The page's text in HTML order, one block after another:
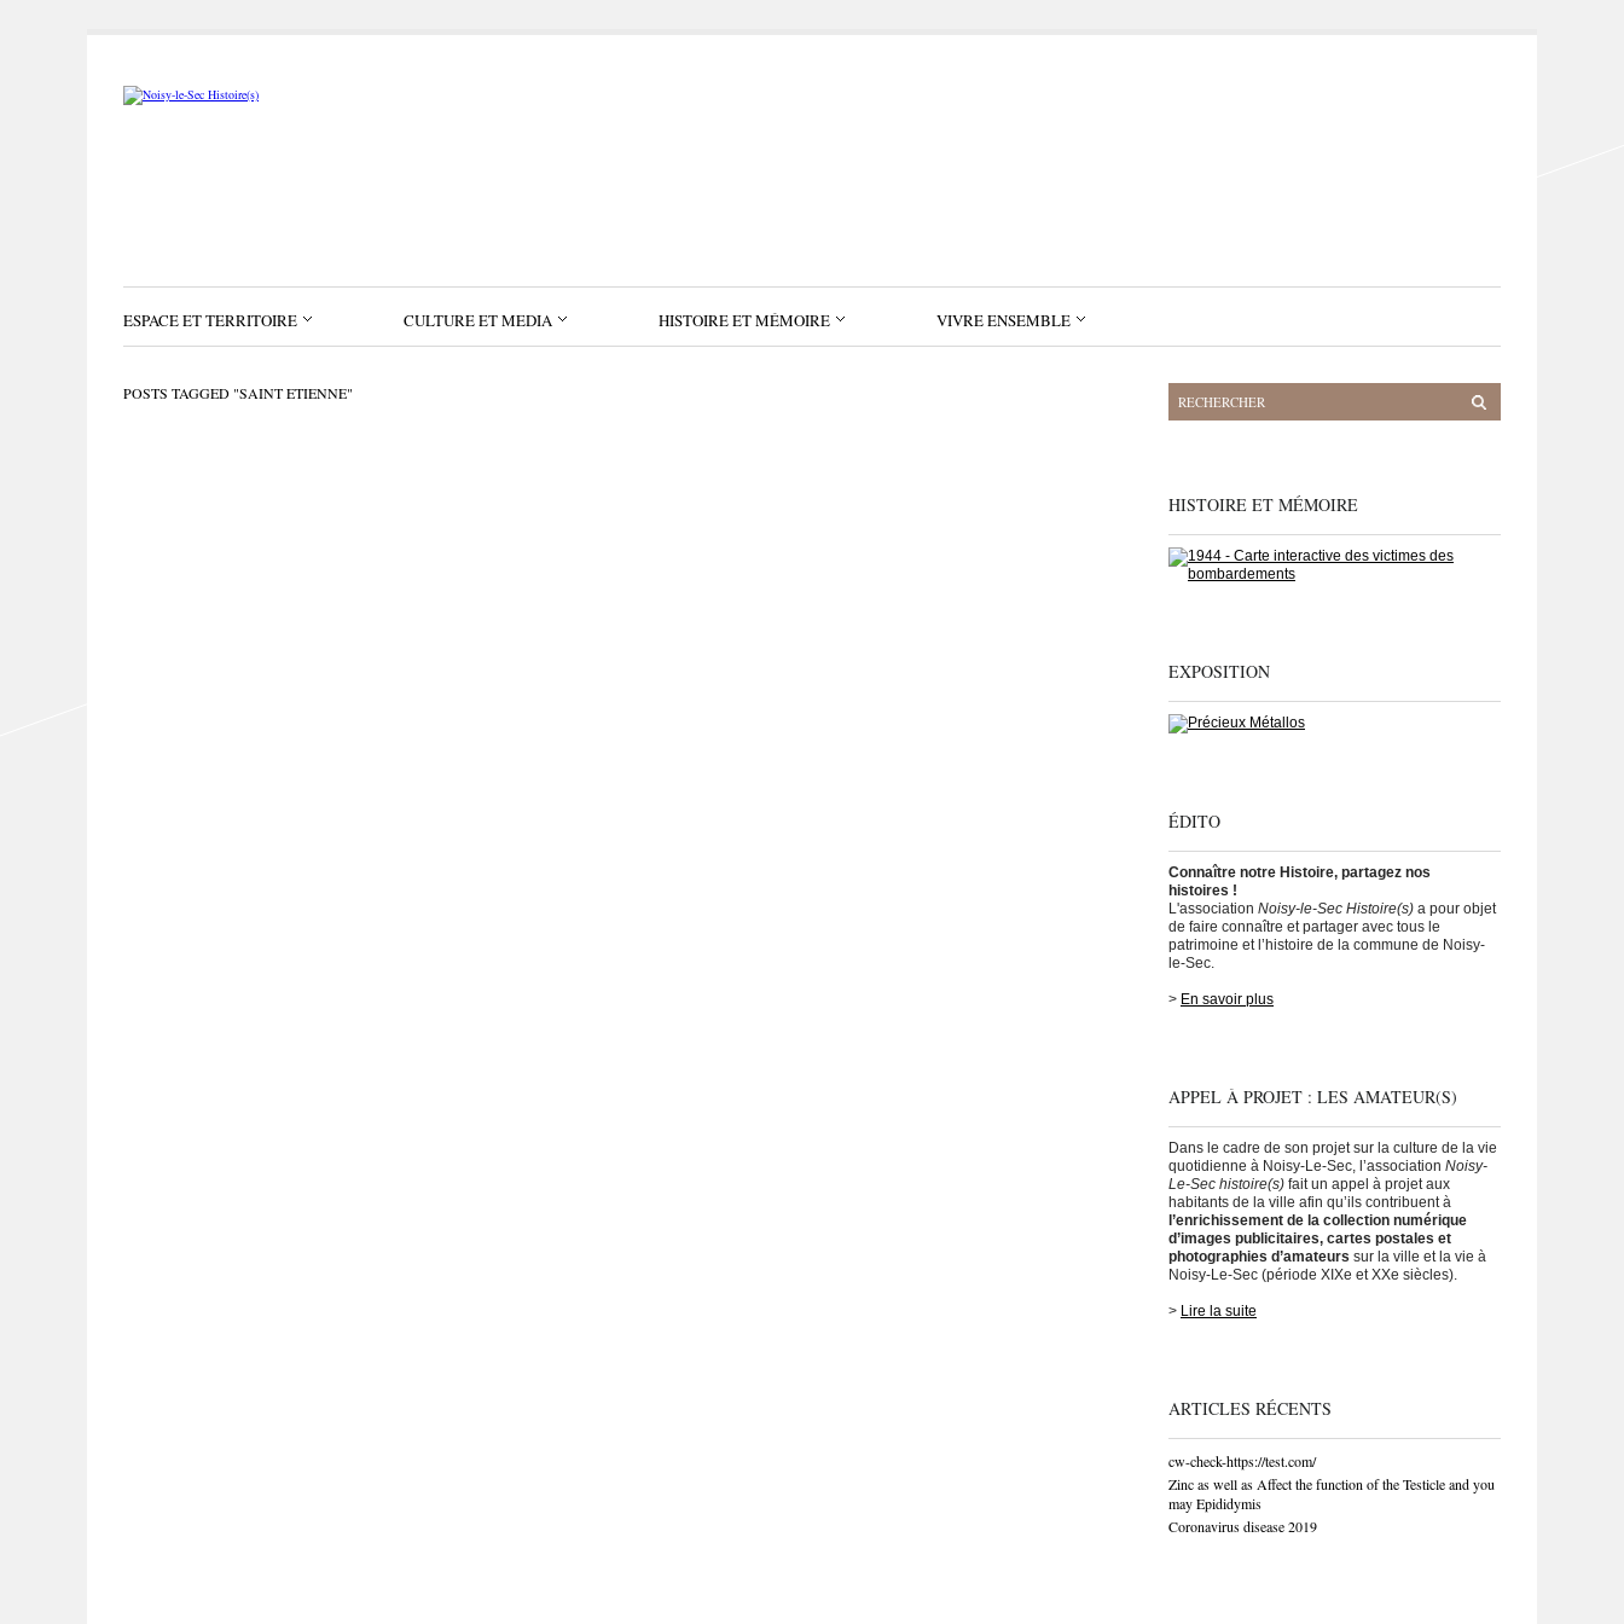
ESPACE ET TERRITOIRE CULTURE ET MEDIA HISTOIRE ET MÉMOIRE VIVRE ENSEMBLE
POSTS TAGGED "SAINT ETIENNE"
HISTOIRE ET MÉMOIRE
EXPOSITION
ÉDITO
Connaître notre Histoire, partagez nos
histoires !
L'association Noisy-le-Sec Histoire(s) a pour objet
de faire connaître et partager avec tous le
patrimoine et l’histoire de la commune de Noisy-
le-Sec.
> En savoir plus
APPEL À PROJET : LES AMATEUR(S)
Dans le cadre de son projet sur la culture de la vie
quotidienne à Noisy-Le-Sec, l’association Noisy-
Le-Sec histoire(s) fait un appel à projet aux
habitants de la ville afin qu’ils contribuent à
l’enrichissement de la collection numérique
d’images publicitaires, cartes postales et
photographies d’amateurs sur la ville et la vie à
Noisy-Le-Sec (période XIXe et XXe siècles).
> Lire la suite
ARTICLES RÉCENTS
cw-check-https://test.com/
Zinc as well as Affect the function of the Testicle and you
may Epididymis
Coronavirus disease 2019